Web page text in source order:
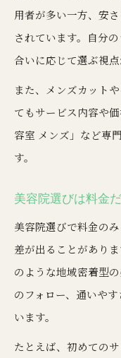
用者が多い一方、安
されています。自分
合いに応じて選ぶ視点
また、メンズカット
てもサービス内容や
容室 メンズ」など専
す。
美容院選びは料金
美容院選びで料金の
差が出ることがあり
のような地域密着型
のフォロー、通いや
います。
たとえば、初めての